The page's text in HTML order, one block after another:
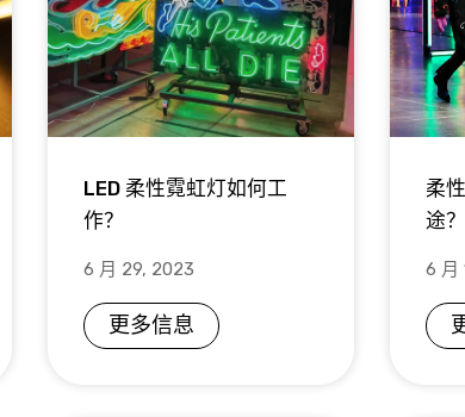
LED 柔性霓虹灯如何工
作？
6 月 29, 2023
更多信息
柔
途？
6 月